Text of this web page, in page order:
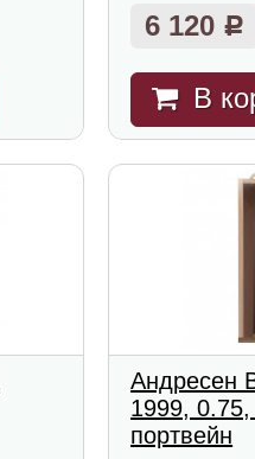
6 120 Р
В
Андресен
1999,
портвейн